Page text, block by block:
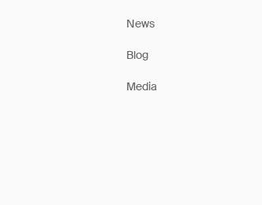
News
Blog
Media